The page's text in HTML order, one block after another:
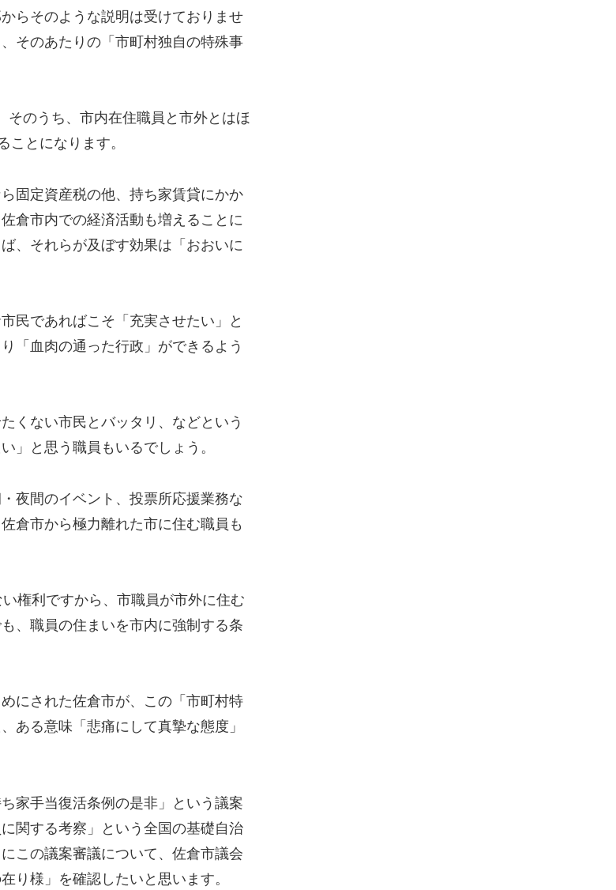
らそのような説明は受けておりませ
そのあたりの「市町村独自の特殊事
のうち、市内在住職員と市外とはほ
とになります。
固定資産税の他、持ち家賃貸にかか
倉市内での経済活動も増えることに
、それらが及ぼす効果は「おおいに
民であればこそ「充実させたい」と
「血肉の通った行政」ができるよう
くない市民とバッタリ、などという
」と思う職員もいるでしょう。
夜間のイベント、投票所応援業務な
倉市から極力離れた市に住む職員も
権利ですから、市職員が市外に住む
、職員の住まいを市内に強制する条
にされた佐倉市が、この「市町村特
ある意味「悲痛にして真摯な態度」
家手当復活条例の是非」という議案
関する考察」という全国の基礎自治
この議案審議について、佐倉市議会
り様」を確認したいと思います。